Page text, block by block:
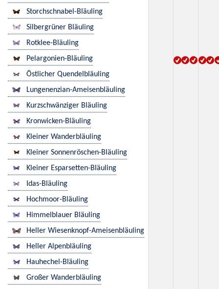
Storchschnabel-Bläuling
Silbergrüner Bläuling
Rotklee-Bläuling
Pelargonien-Bläuling
Östlicher Quendelbläuling
Lungenenzian-Ameisenbläuling
Kurzschwänziger Bläuling
Kronwicken-Bläuling
Kleiner Wanderbläuling
Kleiner Sonnenröschen-Bläuling
Kleiner Esparsetten-Bläuling
Idas-Bläuling
Hochmoor-Bläuling
Himmelblauer Bläuling
Heller Wiesenknopf-Ameisenbläuling
Heller Alpenbläuling
Hauhechel-Bläuling
Großer Wanderbläuling